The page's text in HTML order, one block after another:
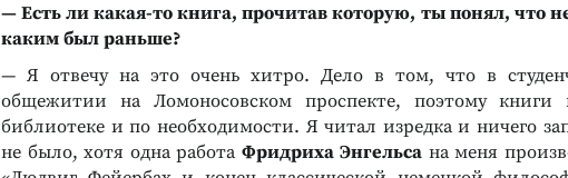
— Есть ли какая-то книга, прочитав которую, ты понял, что
каким был раньше?
— Я отвечу на это очень хитро. Дело в том, что в
общежитии на Ломоносовском проспекте, поэтому
библиотеке и по необходимости. Я читал изредка и ничего
не было, хотя одна работа Фридриха Энгельса на меня